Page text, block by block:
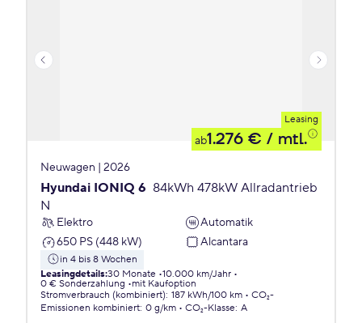
Leasing
ab1.276 € / mtl.
Neuwagen | 2026
Hyundai IONIQ 6 84kWh 478kW Allradantrieb
N
Elektro
Automatik
650 PS (448 kW)
Alcantara
in 4 bis 8 Wochen
Leasingdetails:30 Monate 10.000 km/Jahr
0 € Sonderzahlung
mit Kaufoption
Stromverbrauch (kombiniert): 187 kWh/100 km
CO₂-
Emissionen kombiniert: 0 g/km CO₂-Klasse: A